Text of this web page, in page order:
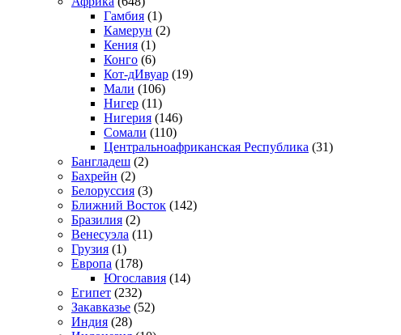
Гамбия (1)
Камерун (2)
Кения (1)
Конго (6)
Кот-дИвуар (19)
Мали (106)
Нигер (11)
Нигерия (146)
Сомали (110)
Центральноафриканская Республика (31)
Бангладеш (2)
Бахрейн (2)
Белоруссия (3)
Ближний Восток (142)
Бразилия (2)
Венесуэла (11)
Грузия (1)
Европа (178)
Югославия (14)
Египет (232)
Закавказье (52)
Индия (28)